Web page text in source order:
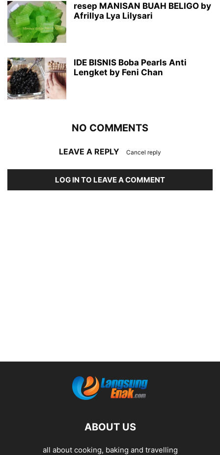
resep MANISAN BUAH BELIGO by
Afrillya Lya Lilysari
IDE BISNIS Boba Pearls Anti
Lengket by Feni Chan
NO COMMENTS
LEAVE A REPLY Cancel reply
LOG IN TO LEAVE A COMMENT
ABOUT US
all about cooking, baking and travelling